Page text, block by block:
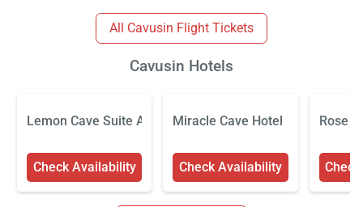
All Cavusin Flight Tickets
Cavusin Hotels
Lemon Cave Suite And Cafe
Check Availability
Miracle Cave Hotel
Check Availability
Rose